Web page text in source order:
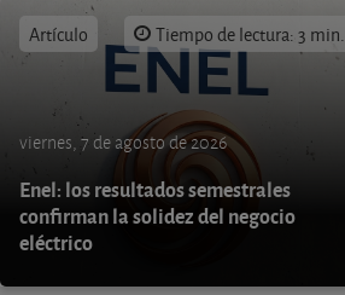
Artículo Tiempo de lectura: 3 min.
viernes, 7 de agosto de 2026
Enel: los resultados semestrales
confirman la solidez del negocio
eléctrico